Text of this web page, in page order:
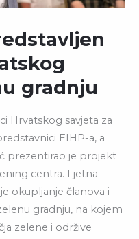
gradnju
Hrvatskog savjeta za
EIHP-a, a
prezentirao je projekt
centra. Ljetna
okupljanje članova i
gradnju, na kojem
zelene i održive